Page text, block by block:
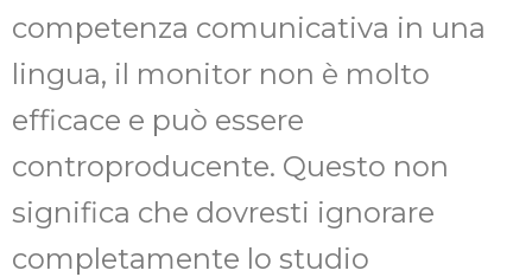
competenza comunicativa in una
lingua, il monitor non è molto
efficace e può essere
controproducente. Questo non
significa che dovresti ignorare
completamente lo studio